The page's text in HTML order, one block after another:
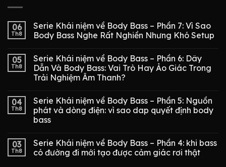
06
Th8
Serie Khái niệm về Body Bass – Phần 7: Vì Sao
Body Bass Nghe Rất Nghiền Nhưng Khó Setup
05
Th8
Serie Khái niệm về Body Bass – Phần 6: Dây
Dẫn Và Body Bass: Vai Trò Hay Ảo Giác Trong
Trải Nghiệm Âm Thanh?
04
Th8
Serie Khái niệm về Body Bass – Phần 5: Nguồn
phát và dòng điện: vì sao dap quyết định body
bass
03
Th8
Serie Khái niệm về Body Bass – Phần 4: khi bass
có đường đi mới tạo được cảm giác rơi thật